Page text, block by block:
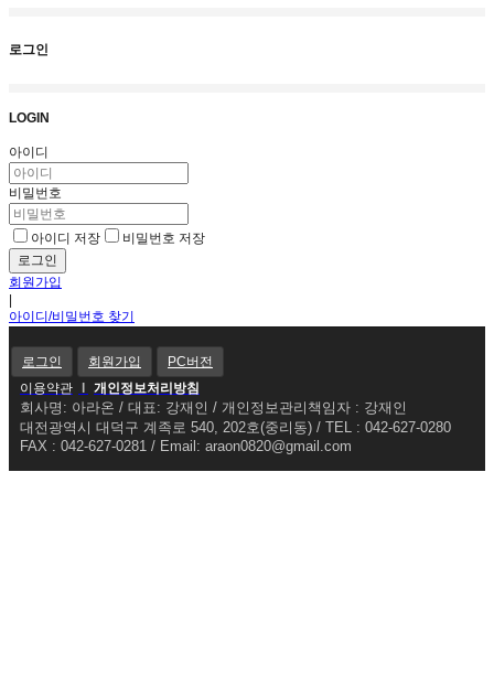
로그인
LOGIN
아이디
비밀번호
아이디 저장 비밀번호 저장
회원가입
아이디/비밀번호 찾기
로그인 회원가입
PC버전
이용약관
개인정보처리방침
회사명: 아라온 / 대표: 강재인 / 개인정보관리책임자 : 강재인
대전광역시 대덕구 계족로 540, 202호(중리동) / TEL : 042-627-0280
FAX : 042-627-0281 / Email: araon0820@gmail.com